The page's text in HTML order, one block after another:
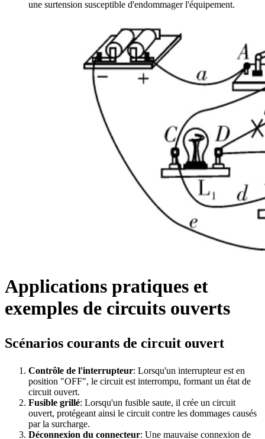
une surtension susceptible d'endommager l'équipement.
Applications pratiques et
exemples de circuits ouverts
Scénarios courants de circuit ouvert
Contrôle de l'interrupteur: Lorsqu'un interrupteur est en
position "OFF", le circuit est interrompu, formant un état de
circuit ouvert.
Fusible grillé: Lorsqu'un fusible saute, il crée un circuit
ouvert, protégeant ainsi le circuit contre les dommages causés
par la surcharge.
Déconnexion du connecteur: Une mauvaise connexion de